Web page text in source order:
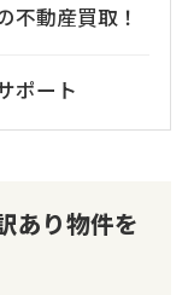
不動産買取！
ポート
あり物件を